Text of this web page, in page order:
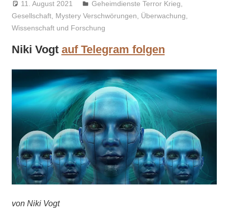
11. August 2021 Niki Vogt
Geheimdienste Terror Krieg,
Gesellschaft, Mystery Verschwörungen, Überwachung,
Wissenschaft und Forschung
Niki Vogt auf Telegram folgen
von Niki Vogt